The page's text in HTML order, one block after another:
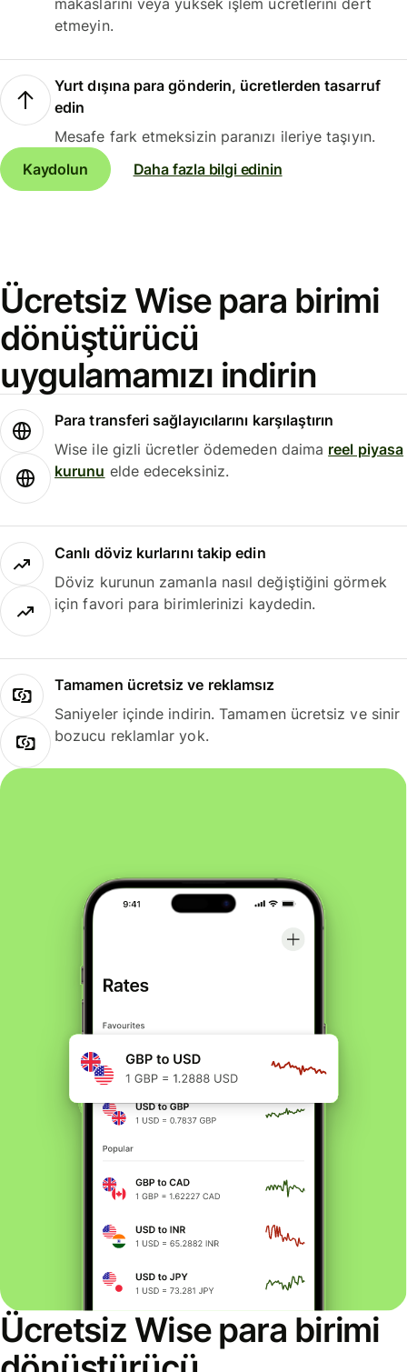
makaslarını veya yüksek işlem ücretlerini dert
etmeyin.
Yurt dışına para gönderin, ücretlerden tasarruf
edin
Mesafe fark etmeksizin paranızı ileriye taşıyın.
Kaydolun
Daha fazla bilgi edinin
Ücretsiz Wise para birimi
dönüştürücü
uygulamamızı indirin
Para transferi sağlayıcılarını karşılaştırın
Wise ile gizli ücretler ödemeden daima reel piyasa
kurunu elde edeceksiniz.
Canlı döviz kurlarını takip edin
Döviz kurunun zamanla nasıl değiştiğini görmek
için favori para birimlerinizi kaydedin.
Tamamen ücretsiz ve reklamsız
Saniyeler içinde indirin. Tamamen ücretsiz ve sinir
bozucu reklamlar yok.
Ücretsiz Wise para birimi